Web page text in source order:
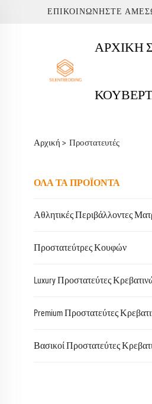
ΕΠΙΚΟΙΝΩΝΉΣΤΕ
ΑΡΧΙΚΉ
Αρχική > Προστατευτές
ΟΛΑ ΤΑ ΠΡΟΪΟΝΤΑ
Αθλητικές Περιβάλλοντες
Προστατεύτρες Κουφών
Luxury Προστατεύτες
Premium Προστατεύτες
Βασικοί Προστατεύτες